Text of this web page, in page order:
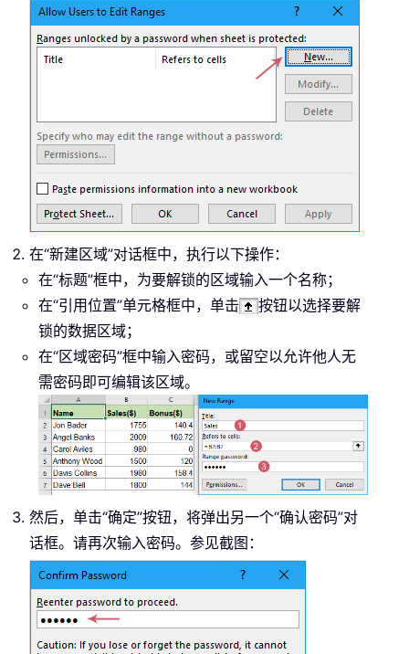
在“新建区域”对话框中，执行以下操作：
在“标题”框中，为要解锁的区域输入一个名称；
在“引用位置”单元格框中，单击
按钮以选择要解
锁的数据区域；
在“区域密码”框中输入密码，或留空以允许他人无
需密码即可编辑该区域。
然后，单击“确定”按钮，将弹出另一个“确认密码”对
话框。请再次输入密码。参见截图：